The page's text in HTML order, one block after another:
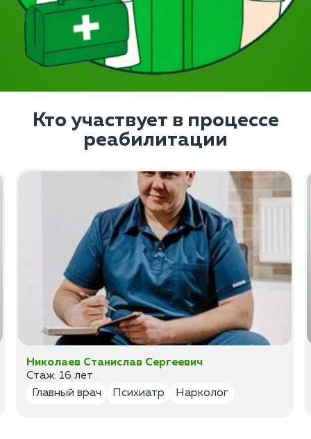
Кто участвует в процессе
реабилитации
Николаев Станислав Сергеевич
Стаж: 16 лет
Главный врач
Психиатр Нарколог